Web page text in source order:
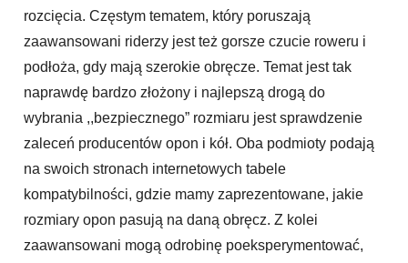
rozcięcia. Częstym tematem, który poruszają
zaawansowani riderzy jest też gorsze czucie roweru i
podłoża, gdy mają szerokie obręcze. Temat jest tak
naprawdę bardzo złożony i najlepszą drogą do
wybrania ,,bezpiecznego” rozmiaru jest sprawdzenie
zaleceń producentów opon i kół. Oba podmioty podają
na swoich stronach internetowych tabele
kompatybilności, gdzie mamy zaprezentowane, jakie
rozmiary opon pasują na daną obręcz. Z kolei
zaawansowani mogą odrobinę poeksperymentować,